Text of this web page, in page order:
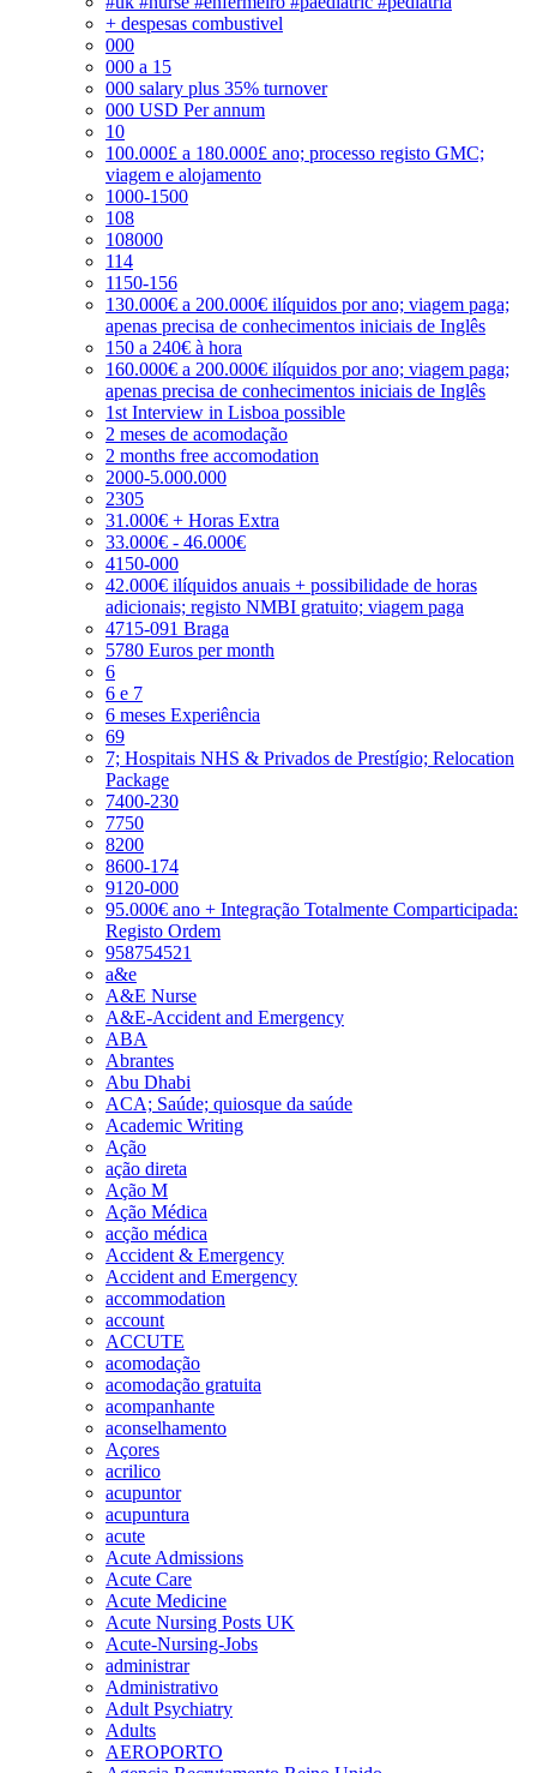
+ despesas combustivel
000
000 a 15
000 salary plus 35% turnover
000 USD Per annum
10
100.000£ a 180.000£ ano; processo registo GMC;
viagem e alojamento
1000-1500
108
108000
114
1150-156
130.000€ a 200.000€ ilíquidos por ano; viagem paga;
apenas precisa de conhecimentos iniciais de Inglês
150 a 240€ à hora
160.000€ a 200.000€ ilíquidos por ano; viagem paga;
apenas precisa de conhecimentos iniciais de Inglês
1st Interview in Lisboa possible
2 meses de acomodação
2 months free accomodation
2000-5.000.000
2305
31.000€ + Horas Extra
33.000€ - 46.000€
4150-000
42.000€ ilíquidos anuais + possibilidade de horas
adicionais; registo NMBI gratuito; viagem paga
4715-091 Braga
5780 Euros per month
6
6 e 7
6 meses Experiência
69
7; Hospitais NHS & Privados de Prestígio; Relocation
Package
7400-230
7750
8200
8600-174
9120-000
95.000€ ano + Integração Totalmente Comparticipada:
Registo Ordem
958754521
a&e
A&E Nurse
A&E-Accident and Emergency
ABA
Abrantes
Abu Dhabi
ACA; Saúde; quiosque da saúde
Academic Writing
Ação
ação direta
Ação M
Ação Médica
acção médica
Accident & Emergency
Accident and Emergency
accommodation
account
ACCUTE
acomodação
acomodação gratuita
acompanhante
aconselhamento
Açores
acrilico
acupuntor
acupuntura
acute
Acute Admissions
Acute Care
Acute Medicine
Acute Nursing Posts UK
Acute-Nursing-Jobs
administrar
Administrativo
Adult Psychiatry
Adults
AEROPORTO